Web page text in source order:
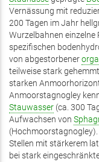
Vernässung mit
200 Tagen im Jahr
Wurzelbahnen
spezifischen
von abgestorbener
teilweise stark
starken
Anmoorstagnogley
Stauwasser (ca. 300
Aufwachsen von
Stellen mit stärkerem
bei stark